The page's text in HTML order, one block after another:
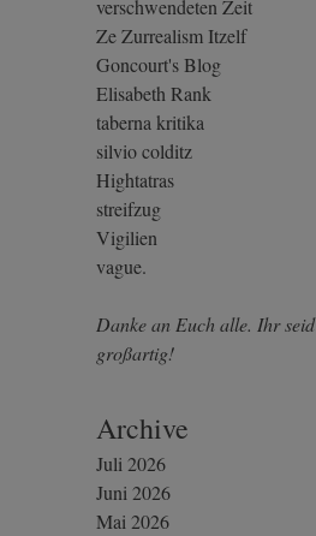
verschwendeten Zeit
Ze Zurrealism Itzelf
Goncourt's Blog
Elisabeth Rank
taberna kritika
silvio colditz
Hightatras
streifzug
Vigilien
vague.
Danke an Euch alle. Ihr seid
großartig!
Archive
Juli 2026
Juni 2026
Mai 2026